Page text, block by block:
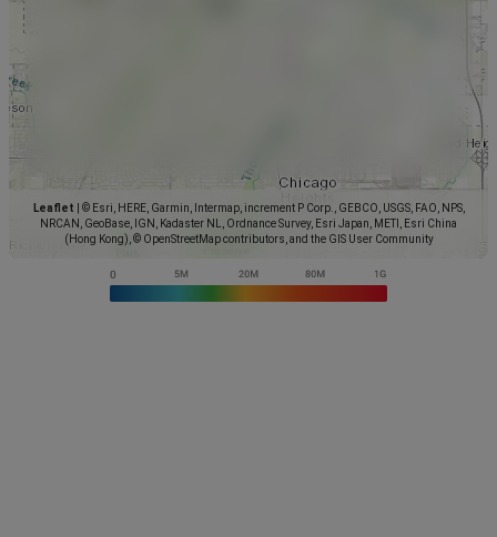
Leaflet
© Esri, HERE, Garmin, Intermap, increment P Corp., GEBCO, USGS, FAO, NPS,
NRCAN, GeoBase, IGN, Kadaster NL, Ordnance Survey, Esri Japan, METI, Esri China
(Hong Kong), © OpenStreetMap contributors, and the GIS User Community